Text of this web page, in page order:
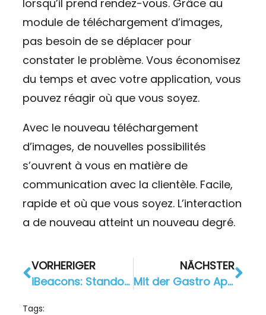
lorsqu’il prend rendez-vous. Grâce au
module de téléchargement d’images,
pas besoin de se déplacer pour
constater le problème. Vous économisez
du temps et avec votre application, vous
pouvez réagir où que vous soyez.
Avec le nouveau téléchargement
d’images, de nouvelles possibilités
s’ouvrent à vous en matière de
communication avec la clientèle. Facile,
rapide et où que vous soyez. L’interaction
a de nouveau atteint un nouveau degré.
VORHERIGER
iBeacons: Standortbasiertes Marketing durch digitale Leuchttürme
NÄCHSTER
Mit der Gastro App zu Tisch – Das “El Mundo Bremen” im Interview
Tags: